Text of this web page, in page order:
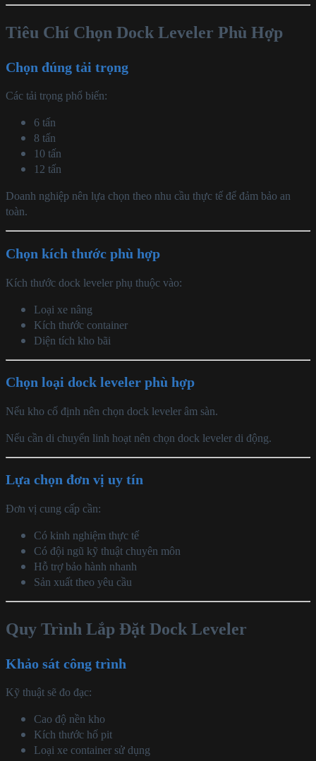
Tiêu Chí Chọn Dock Leveler Phù Hợp
Chọn đúng tải trọng
Các tải trọng phổ biến:
6 tấn
8 tấn
10 tấn
12 tấn
Doanh nghiệp nên lựa chọn theo nhu cầu thực tế để đảm bảo an
toàn.
Chọn kích thước phù hợp
Kích thước dock leveler phụ thuộc vào:
Loại xe nâng
Kích thước container
Diện tích kho bãi
Chọn loại dock leveler phù hợp
Nếu kho cố định nên chọn dock leveler âm sàn.
Nếu cần di chuyển linh hoạt nên chọn dock leveler di động.
Lựa chọn đơn vị uy tín
Đơn vị cung cấp cần:
Có kinh nghiệm thực tế
Có đội ngũ kỹ thuật chuyên môn
Hỗ trợ bảo hành nhanh
Sản xuất theo yêu cầu
Quy Trình Lắp Đặt Dock Leveler
Khảo sát công trình
Kỹ thuật sẽ đo đạc:
Cao độ nền kho
Kích thước hố pit
Loại xe container sử dụng